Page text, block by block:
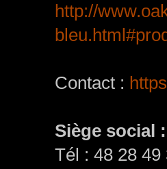
http://
Contact :
Siège social :
Tél : 48 28 49